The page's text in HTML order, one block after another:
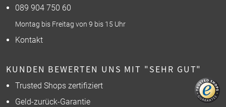
089 904 750 60
Montag bis Freitag von 9 bis 15 Uhr
Kontakt
KUNDEN BEWERTEN UNS MIT "SEHR GUT"
Trusted Shops zertifiziert
Geld-zurück-Garantie